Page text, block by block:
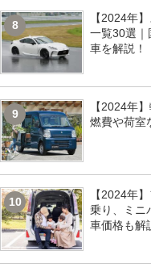
8
【2024年
一覧30選｜
車を解説！
9
【2024年
燃費や荷室
10
【2024年
乗り、ミニ
車価格も解